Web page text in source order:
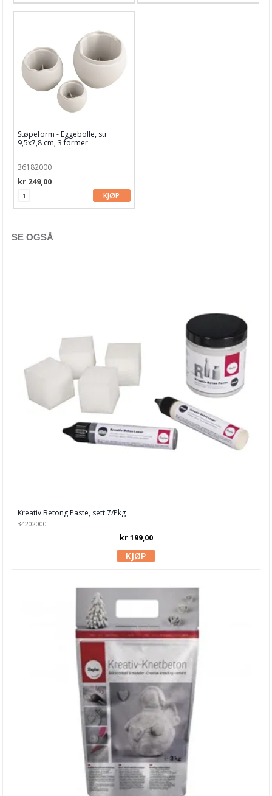
Støpeform - Eggebolle, str
9,5x7,8 cm, 3 former
36182000
kr 249,00
KJØP
SE OGSÅ
Kreativ Betong Paste, sett 7/Pkg
34202000
kr 199,00